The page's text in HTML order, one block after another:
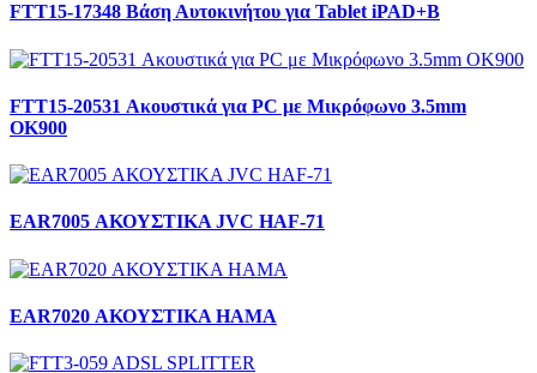
FTT15-17348 Βάση Αυτοκινήτου για Tablet iPAD+B
FTT15-20531 Ακουστικά για PC με Μικρόφωνο 3.5mm
OK900
EAR7005 ΑΚΟΥΣΤΙΚΑ JVC ΗΑF-71
EAR7020 ΑΚΟΥΣΤΙΚΑ ΗΑΜΑ